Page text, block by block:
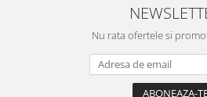
Adaptoare de calatorie
Baterii si acumulatori
Cabluri si conectivitate
Nu rata ofertele si